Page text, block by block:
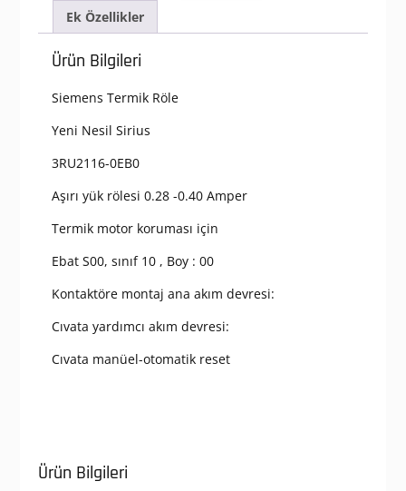
Akım
Rölesi
Koruması
S00,
10,
Montaj
Ek Özellikler
Ürün Bilgileri
Siemens Termik Röle
Yeni Nesil Sirius
3RU2116-0EB0
Aşırı yük rölesi 0.28 -0.40 Amper
Termik motor koruması için
Ebat S00, sınıf 10 , Boy : 00
Kontaktöre montaj ana akım devresi:
Cıvata yardımcı akım devresi:
Cıvata manüel-otomatik reset
Ürün Bilgileri